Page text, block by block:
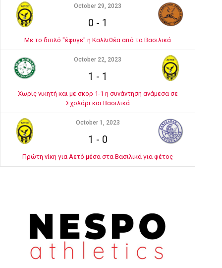
October 29, 2023
0 - 1
Με το διπλό "έφυγε" η Καλλιθέα από τα Βασιλικά
October 22, 2023
1 - 1
Χωρίς νικητή και με σκορ 1-1 η συνάντηση ανάμεσα σε
Σχολάρι και Βασιλικά
October 1, 2023
1 - 0
Πρώτη νίκη για Αετό μέσα στα Βασιλικά για φέτος